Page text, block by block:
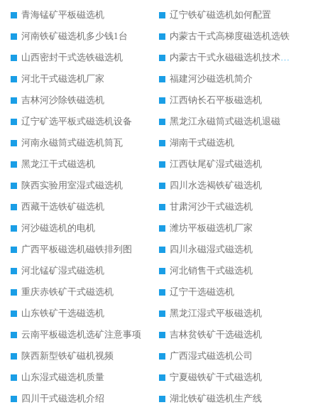
青海锰矿平板磁选机
辽宁铁矿磁选机如何配置
河南铁矿磁选机多少钱1台
内蒙古干式高梯度磁选机选铁
山西密封干式选铁磁选机
内蒙古干式永磁磁选机技术要求
河北干式磁选机厂家
福建河沙磁选机简介
吉林河沙除铁磁选机
江西钠长石平板磁选机
辽宁矿选平板式磁选机设备
黑龙江永磁筒式磁选机退磁
河南永磁筒式磁选机筒瓦
湖南干式磁选机
黑龙江干式磁选机
江西钛尾矿湿式磁选机
陕西实验用室湿式磁选机
四川水选褐铁矿磁选机
西藏干选铁矿磁选机
甘肃河沙干式磁选机
河沙磁选机的电机
潍坊平板磁选机厂家
广西平板磁选机磁铁排列图
四川永磁湿式磁选机
河北锰矿湿式磁选机
河北销售干式磁选机
重庆赤铁矿干式磁选机
辽宁干选磁选机
山东铁矿干选磁选机
黑龙江湿式平板磁选机
云南平板磁选机选矿注意事项
吉林贫铁矿干选磁选机
陕西新型铁矿磁机视频
广西湿式磁选机公司
山东湿式磁选机质量
宁夏磁铁矿干式磁选机
四川干式磁选机介绍
湖北铁矿磁选机生产线